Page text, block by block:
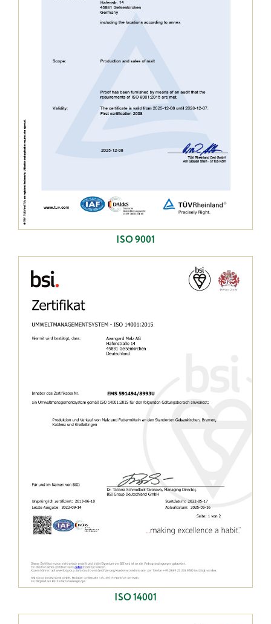
ISO 9001
ISO 14001